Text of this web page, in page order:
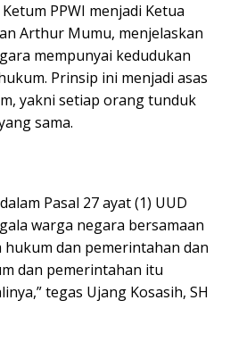
PPWI menjadi Ketua
Arthur Mumu, menjelaskan
mempunyai kedudukan
Prinsip ini menjadi asas
yakni setiap orang tunduk
sama.
Pasal 27 ayat (1) UUD
warga negara bersamaan
hukum dan pemerintahan dan
dan pemerintahan itu
tegas Ujang Kosasih, SH